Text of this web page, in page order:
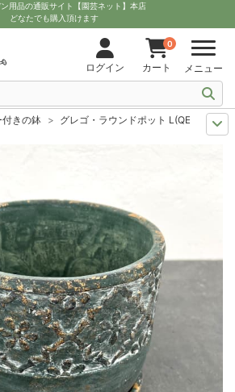
用品の通販サイト【園芸ネット】本店
どなたでも購入頂けます
ログイン
0
カート メニュー
付きの鉢
グレゴ・ラウンドポット L(QE-40)